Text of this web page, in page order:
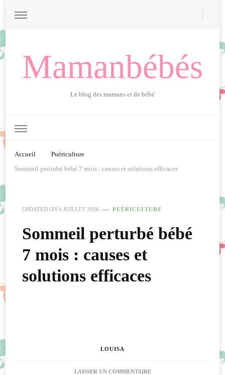
Mamanbébés
Le blog des mamans et de bébé
Accueil
Puériculture
Sommeil perturbé bébé 7 mois : causes et solutions efficaces
UPDATED ON 6 JUILLET 2026 PUÉRICULTURE
Sommeil perturbé bébé
7 mois : causes et
solutions efficaces
LOUISA
LAISSER UN COMMENTAIRESUR